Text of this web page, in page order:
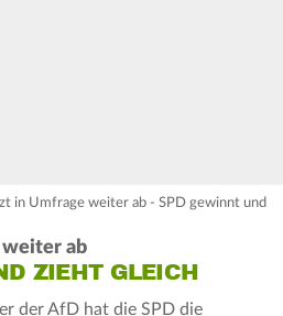
in Umfrage weiter ab - SPD gewinnt und
ab
ZIEHT GLEICH
der AfD hat die SPD die